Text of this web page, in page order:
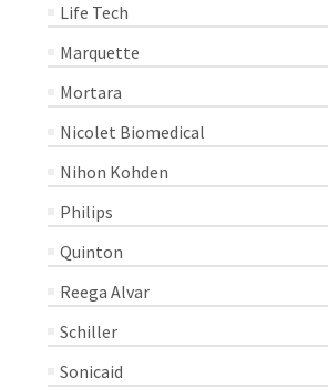
Life Tech
Marquette
Mortara
Nicolet Biomedical
Nihon Kohden
Philips
Quinton
Reega Alvar
Schiller
Sonicaid